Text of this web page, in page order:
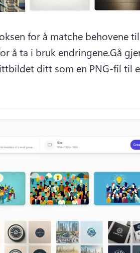
for å matche behovene
å ta i bruk endringene.Gå
ditt som en PNG-fil til